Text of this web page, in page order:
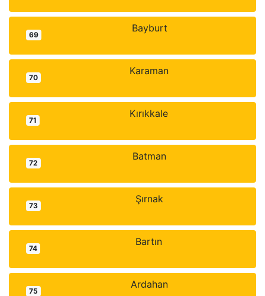
69
Bayburt
70
Karaman
71
Kırıkkale
72
Batman
73
Şırnak
74
Bartın
75
Ardahan